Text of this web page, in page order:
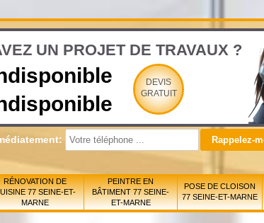
UN PROJET DE TRAVAUX ?
DEVIS
GRATUIT
RÉNOVATION DE
77 SEINE-ET-
MARNE
PEINTRE EN
BÂTIMENT 77 SEINE-
ET-MARNE
POSE DE CLOISON
77 SEINE-ET-MARNE